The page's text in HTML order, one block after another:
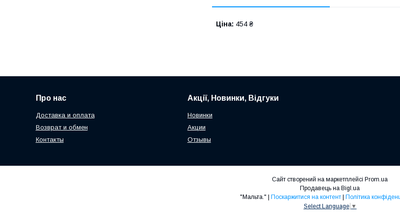
Ціна: 454 ₴
Про нас
Доставка и оплата
Возврат и обмен
Контакты
Акції, Новинки, Відгуки
Новинки
Акции
Отзывы
Сайт створений на маркетплейсі Prom.ua
Продавець на Bigl.ua
"Мальта." | Поскаржитися на контент | Політика
Select Language ▼